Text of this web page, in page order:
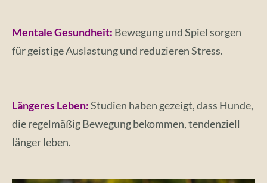
Mentale Gesundheit: Bewegung und Spiel sorgen
für geistige Auslastung und reduzieren Stress.
Längeres Leben:Studien haben gezeigt, dass Hunde,
die regelmäßig Bewegung bekommen, tendenziell
länger leben.